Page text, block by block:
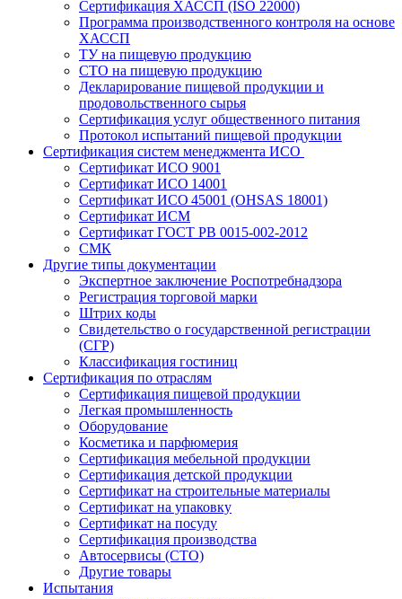
Сертификация ХАССП (ISO 22000)
Программа производственного контроля на основе
ХАССП
ТУ на пищевую продукцию
СТО на пищевую продукцию
Декларирование пищевой продукции и
продовольственного сырья
Сертификация услуг общественного питания
Протокол испытаний пищевой продукции
Сертификация систем менеджмента ИСО
Сертификат ИСО 9001
Сертификат ИСО 14001
Сертификат ИСО 45001 (OHSAS 18001)
Сертификат ИСМ
Сертификат ГОСТ РВ 0015-002-2012
СМК
Другие типы документации
Экспертное заключение Роспотребнадзора
Регистрация торговой марки
Штрих коды
Свидетельство о государственной регистрации
(СГР)
Классификация гостиниц
Сертификация по отраслям
Сертификация пищевой продукции
Легкая промышленность
Оборудование
Косметика и парфюмерия
Сертификация мебельной продукции
Сертификация детской продукции
Сертификат на строительные материалы
Сертификат на упаковку
Сертификат на посуду
Сертификация производства
Автосервисы (СТО)
Другие товары
Испытания